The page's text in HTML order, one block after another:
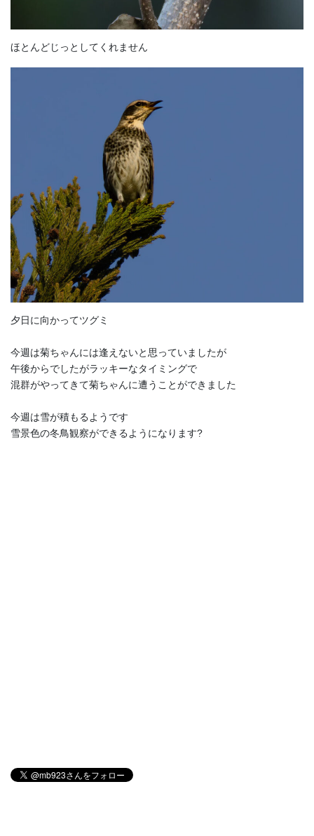
ほとんどじっとしてくれません
夕日に向かってツグミ
今週は菊ちゃんには逢えないと思っていましたが
午後からでしたがラッキーなタイミングで
混群がやってきて菊ちゃんに遭うことができました
今週は雪が積もるようです
雪景色の冬鳥観察ができるようになります?